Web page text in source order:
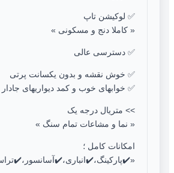
✅ لوکیشن تاپ
« کاملا دنج و مسکونی »
✅ دسترسی عالی
✅ خوش نقشه و بدون یکسانت پرتی
✅ خوابهای خوب و کمد دیواریهای جادار
>> متریال درجه یک
« نما و مشاعات تمام سنگ »
امکانات کامل ؛